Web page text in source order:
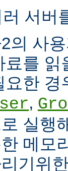
서버
의 사
료를 읽
요한 경
,
실행
메모
기위